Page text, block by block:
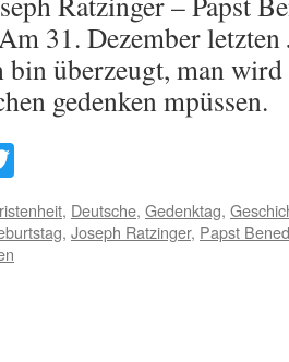
31. Dezember letzten
bin überzeugt, man
gedenken mpüssen.
, Deutsche, Gedenktag,
, Joseph Ratzinger, Papst